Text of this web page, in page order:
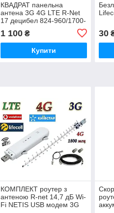
КВАДРАТ панельна
антена 3G 4G LTE R-Net
17 децибел 824-960/1700-
2700 MHz vodafone lifecell
київстар
1 100₴
Купити
30
КОМПЛЕКТ роутер з
антеною R-net 14,7 дБ Wi-
Fi NETIS USB модем 3G